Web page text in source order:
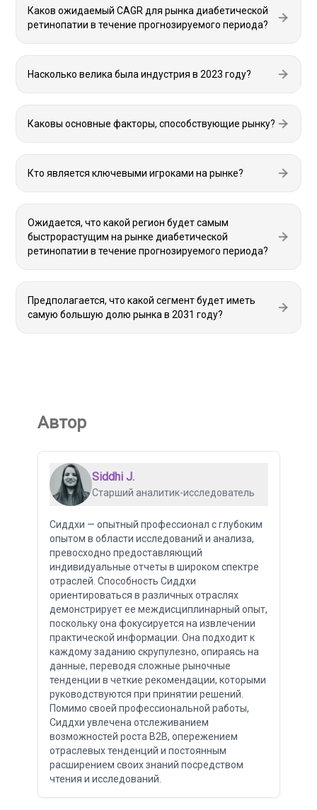
Каков ожидаемый CAGR для рынка диабетической
ретинопатии в течение прогнозируемого периода?
Насколько велика была индустрия в 2023 году?
Каковы основные факторы, способствующие рынку?
Кто является ключевыми игроками на рынке?
Ожидается, что какой регион будет самым
быстрорастущим на рынке диабетической
ретинопатии в течение прогнозируемого периода?
Предполагается, что какой сегмент будет иметь
самую большую долю рынка в 2031 году?
Автор
Siddhi J.
Старший аналитик-исследователь
Сиддхи — опытный профессионал с глубоким
опытом в области исследований и анализа,
превосходно предоставляющий
индивидуальные отчеты в широком спектре
отраслей. Способность Сиддхи
ориентироваться в различных отраслях
демонстрирует ее междисциплинарный опыт,
поскольку она фокусируется на извлечении
практической информации. Она подходит к
каждому заданию скрупулезно, опираясь на
данные, переводя сложные рыночные
тенденции в четкие рекомендации, которыми
руководствуются при принятии решений.
Помимо своей профессиональной работы,
Сиддхи увлечена отслеживанием
возможностей роста B2B, опережением
отраслевых тенденций и постоянным
расширением своих знаний посредством
чтения и исследований.